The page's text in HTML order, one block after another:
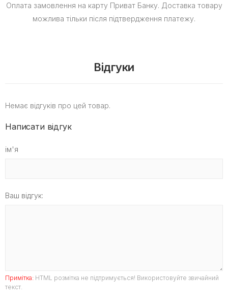
Оплата замовлення на карту Приват Банку. Доставка товару
можлива тільки після підтвердження платежу.
Відгуки
Немає відгуків про цей товар.
Написати відгук
ім'я
Ваш відгук:
Примітка: HTML розмітка не підтримується! Використовуйте звичайний
текст.